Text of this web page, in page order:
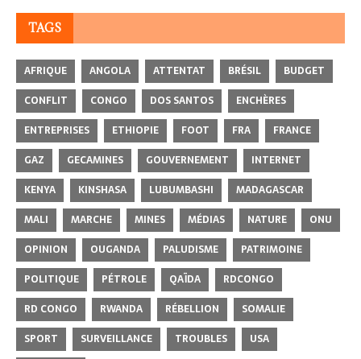
TAGS
AFRIQUE ANGOLA ATTENTAT BRÉSIL
BUDGET
CONFLIT
CONGO DOS SANTOS
ENCHÈRES
ENTREPRISES
ETHIOPIE FOOT FRA
FRANCE
GAZ
GECAMINES GOUVERNEMENT
INTERNET
KENYA
KINSHASA LUBUMBASHI
MADAGASCAR
MALI
MARCHE MINES MÉDIAS NATURE
ONU
OPINION
OUGANDA PALUDISME
PATRIMOINE
POLITIQUE
PÉTROLE QAÏDA
RDCONGO
RD CONGO
RWANDA RÉBELLION
SOMALIE
SPORT
SURVEILLANCE TROUBLES USA